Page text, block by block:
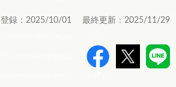
登録：2025/10/01 最終更新：2025/11/29